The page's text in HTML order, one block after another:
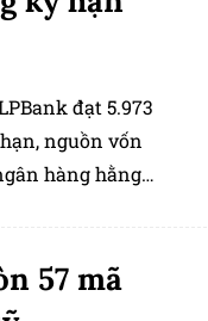
đạt 5.973
nguồn vốn
hàng hằng
57 mã